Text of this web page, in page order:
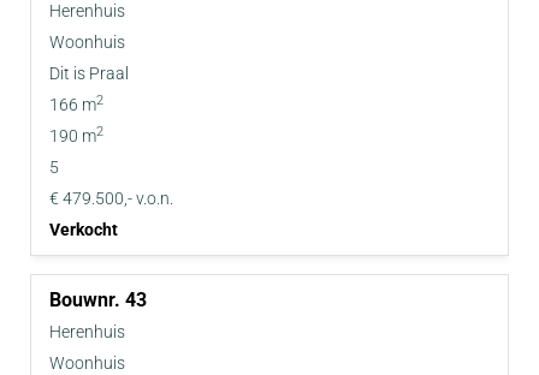
Herenhuis
Woonhuis
Dit is Praal
166 m2
190 m2
5
€ 479.500,- v.o.n.
Verkocht
43
Herenhuis
Woonhuis